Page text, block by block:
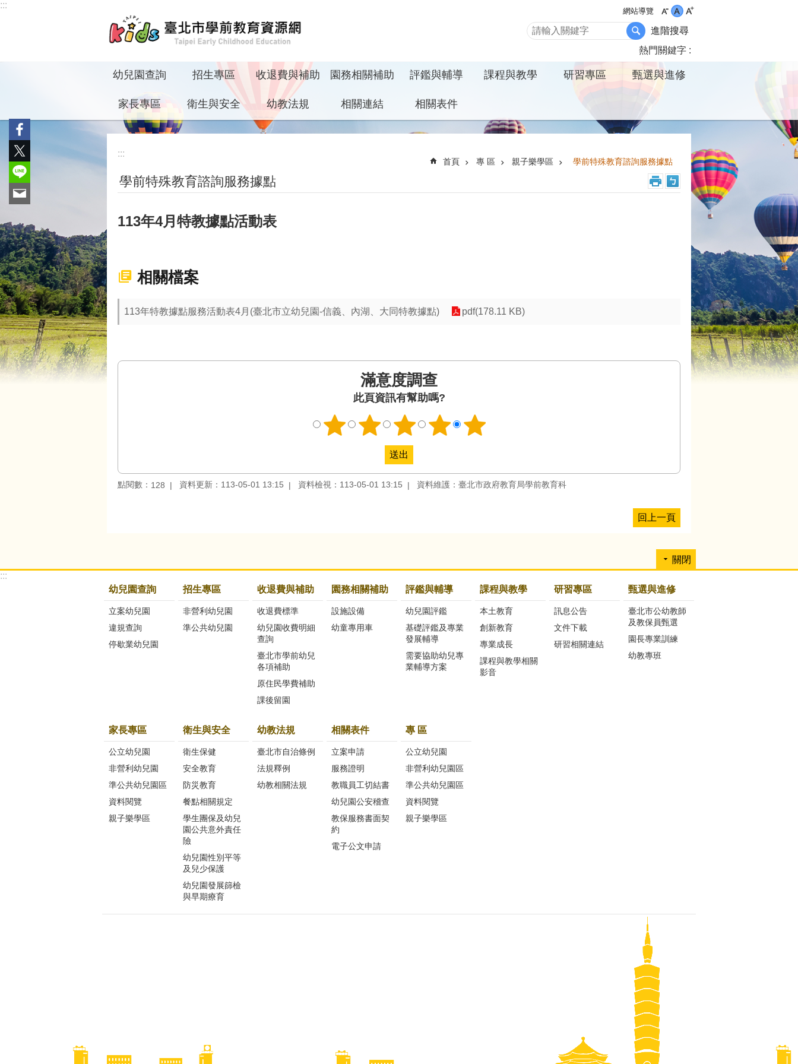
跳到主要內容區塊
:::
網站導覽
進階搜尋
熱門關鍵字
幼兒園查詢 招生專區 收退費與補助 園務相關補助 評鑑與輔導 課程與教學 研習專區 甄選與進修
家長專區 衛生與安全 幼教法規 相關連結 相關表件
:::
首頁 專 區 親子樂學區 學前特殊教育諮詢服務據點
學前特殊教育諮詢服務據點
113年4月特教據點活動表
相關檔案
113年特教據點服務活動表4月(臺北市立幼兒園-信義、內湖、大同特教據點) pdf(178.11 KB)
滿意度調查
此頁資訊有幫助嗎?
點閱數： 128 資料更新：113-05-01 13:15 資料檢視：113-05-01 13:15 資料維護：臺北市政府教育局學前教育科
回上一頁
關閉
:::
幼兒園查詢
立案幼兒園
違規查詢
停歇業幼兒園
招生專區
非營利幼兒園
準公共幼兒園
收退費與補助
收退費標準
幼兒園收費明細
查詢
臺北市學前幼兒
各項補助
原住民學費補助
課後留園
園務相關補助
設施設備
幼童專用車
評鑑與輔導
幼兒園評鑑
基礎評鑑及專業
發展輔導
需要協助幼兒專
業輔導方案
課程與教學
本土教育
創新教育
專業成長
課程與教學相關
影音
研習專區
訊息公告
文件下載
研習相關連結
甄選與進修
臺北市公幼教師
及教保員甄選
園長專業訓練
幼教專班
家長專區
公立幼兒園
非營利幼兒園
準公共幼兒園區
資料閱覽
親子樂學區
衛生與安全
衛生保健
安全教育
防災教育
餐點相關規定
學生團保及幼兒
園公共意外責任
險
幼兒園性別平等
及兒少保護
幼兒園發展篩檢
與早期療育
幼教法規
臺北市自治條例
法規釋例
幼教相關法規
相關表件
立案申請
服務證明
教職員工切結書
幼兒園公安稽查
教保服務書面契
約
電子公文申請
專 區
公立幼兒園
非營利幼兒園區
準公共幼兒園區
資料閱覽
親子樂學區